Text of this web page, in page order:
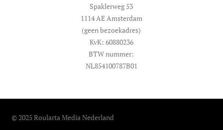
Spaklerweg 53
1114 AE Amsterdam
(geen bezoekadres)
KvK: 60880236
BTW nummer:
NL854100787B01
© 2025 Roularta Media Nederland